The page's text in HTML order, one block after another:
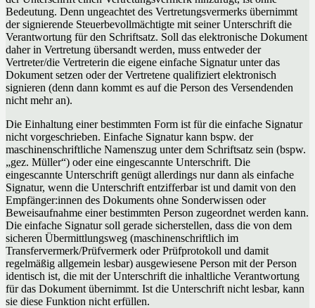
Bedeutung. Denn ungeachtet des Vertretungsvermerks übernimmt
der signierende Steuerbevollmächtigte mit seiner Unterschrift die
Verantwortung für den Schriftsatz. Soll das elektronische Dokument
daher in Vertretung übersandt werden, muss entweder der
Vertreter/die Vertreterin die eigene einfache Signatur unter das
Dokument setzen oder der Vertretene qualifiziert elektronisch
signieren (denn dann kommt es auf die Person des Versendenden
nicht mehr an).
Die Einhaltung einer bestimmten Form ist für die einfache Signatur
nicht vorgeschrieben. Einfache Signatur kann bspw. der
maschinenschriftliche Namenszug unter dem Schriftsatz sein (bspw.
„gez. Müller“) oder eine eingescannte Unterschrift. Die
eingescannte Unterschrift genügt allerdings nur dann als einfache
Signatur, wenn die Unterschrift entzifferbar ist und damit von den
Empfänger:innen des Dokuments ohne Sonderwissen oder
Beweisaufnahme einer bestimmten Person zugeordnet werden kann.
Die einfache Signatur soll gerade sicherstellen, dass die von dem
sicheren Übermittlungsweg (maschinenschriftlich im
Transfervermerk/Prüfvermerk oder Prüfprotokoll und damit
regelmäßig allgemein lesbar) ausgewiesene Person mit der Person
identisch ist, die mit der Unterschrift die inhaltliche Verantwortung
für das Dokument übernimmt. Ist die Unterschrift nicht lesbar, kann
sie diese Funktion nicht erfüllen.